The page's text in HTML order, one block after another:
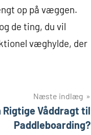
op på væggen.
de ting, du vil
væghylde, der
Næste indlæg
Rigtige Våddragt til
Paddleboarding?